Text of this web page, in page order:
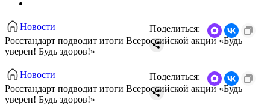
Новости
Росстандарт подводит итоги Всероссийской акции «Будь
уверен! Будь здоров!»
Поделиться:
Новости
Росстандарт подводит итоги Всероссийской акции «Будь
уверен! Будь здоров!»
Поделиться: